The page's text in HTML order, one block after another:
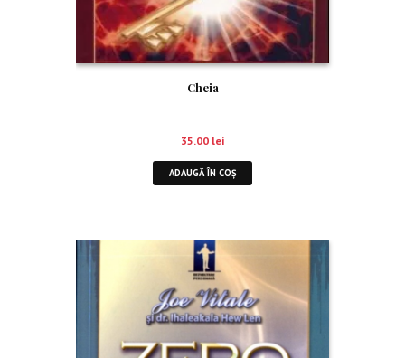
Cheia
35.00 lei
ADAUGĂ ÎN COȘ